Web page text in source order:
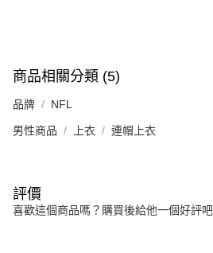
商品相關分類 (5)
品牌 NFL
男性商品 上衣 連帽上衣
評價
喜歡這個商品嗎？購買後給他一個好評吧